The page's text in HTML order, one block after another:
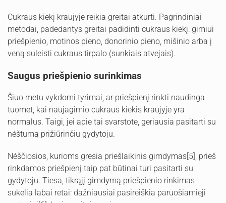
Cukraus kiekį kraujyje reikia greitai atkurti. Pagrindiniai
metodai, padedantys greitai padidinti cukraus kiekį: gimiui
priešpienio, motinos pieno, donorinio pieno, mišinio arba į
veną suleisti cukraus tirpalo (sunkiais atvejais).
Saugus priešpienio surinkimas
Šiuo metu vykdomi tyrimai, ar priešpienį rinkti naudinga
tuomet, kai naujagimio cukraus kiekis kraujyje yra
normalus. Taigi, jei apie tai svarstote, geriausia pasitarti su
nėštumą prižiūrinčiu gydytoju.
Nėščiosios, kurioms gresia priešlaikinis gimdymas[5], prieš
rinkdamos priešpienį taip pat būtinai turi pasitarti su
gydytoju. Tiesa, tikrąjį gimdymą priešpienio rinkimas
sukelia labai retai: dažniausiai pasireiškia paruošiamieji